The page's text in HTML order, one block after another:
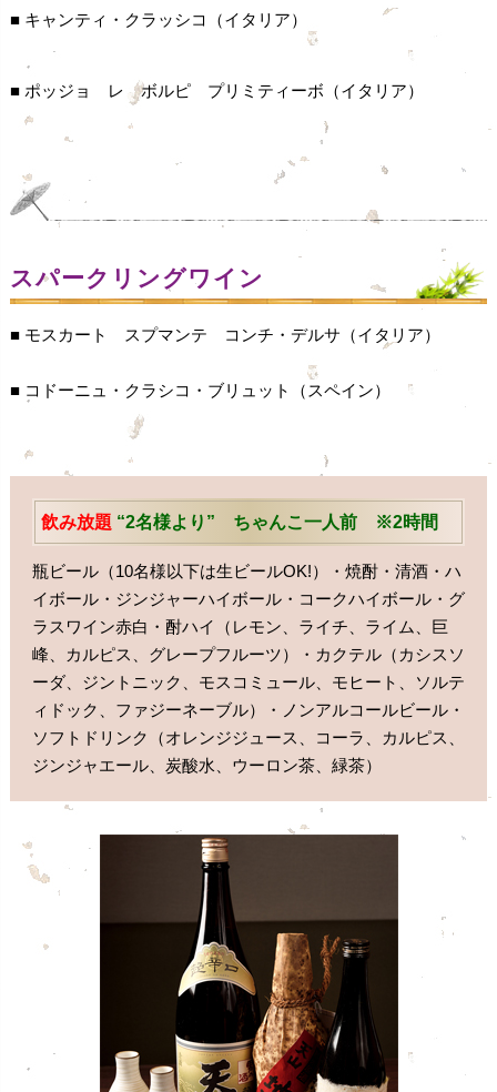
■ キャンティ・クラッシコ（イタリア）
■ ポッジョ レ ボルピ プリミティーボ（イタリア）
スパークリングワイン
■ モスカート スプマンテ コンチ・デルサ（イタリア）
■ コドーニュ・クラシコ・ブリュット（スペイン）
飲み放題 “2名様より” ちゃんこ一人前 ※2時間
瓶ビール（10名様以下は生ビールOK!）・焼酎・清酒・ハ
イボール・ジンジャーハイボール・コークハイボール・グ
ラスワイン赤白・酎ハイ（レモン、ライチ、ライム、巨
峰、カルピス、グレープフルーツ）・カクテル（カシスソ
ーダ、ジントニック、モスコミュール、モヒート、ソルテ
ィドック、ファジーネーブル）・ノンアルコールビール・
ソフトドリンク（オレンジジュース、コーラ、カルピス、
ジンジャエール、炭酸水、ウーロン茶、緑茶）